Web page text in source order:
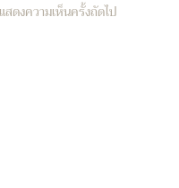
ดงความเห็นครั้งถัดไป